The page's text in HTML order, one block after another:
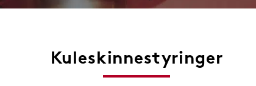
Tannhjul
Måletannstenger & hjul
Spesial
Kuleskinnestyringer